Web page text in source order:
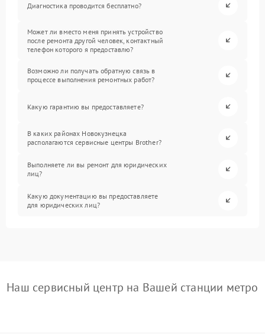
Диагностика проводится бесплатно?
Может ли вместо меня принять устройство
после ремонта другой человек, контактный
телефон которого я предоставлю?
Возможно ли получать обратную связь в
процессе выполнения ремонтных работ?
Какую гарантию вы предоставляете?
В каких районах Новокузнецка
располагаются сервисные центры Brother?
Выполняете ли вы ремонт для юридических
лиц?
Какую документацию вы предоставляете
для юридических лиц?
Наш сервисный центр на Вашей станции метро